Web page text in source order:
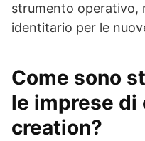
strumento operativo,
identitario per le
Come sono
le imprese di
creation?